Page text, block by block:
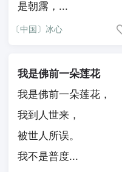
是朝露，...
〔中国〕冰心
我是佛前一朵莲花
我是佛前一朵莲花，
我到人世来，
被世人所误。
我不是普度...